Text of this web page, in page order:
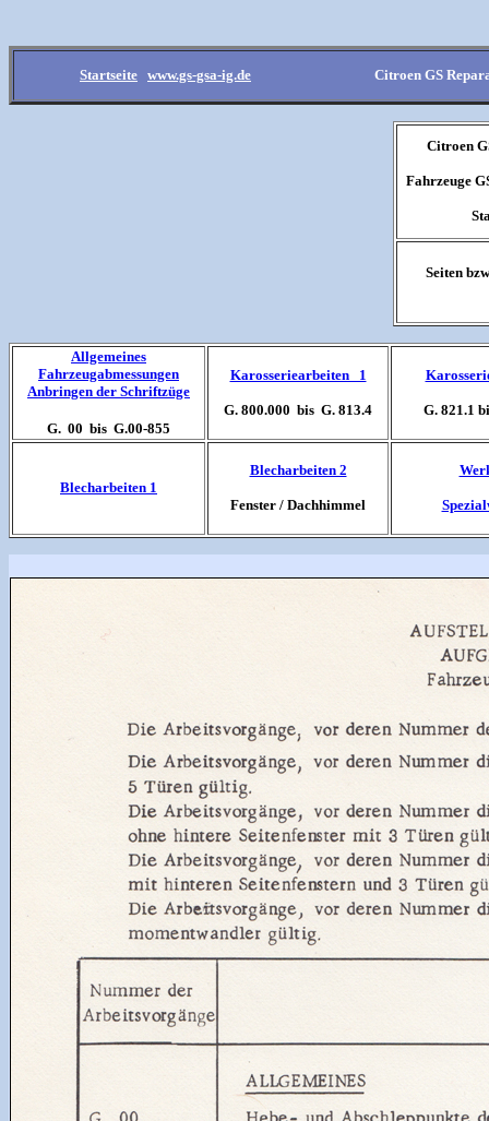
Startseite www.gs-gsa-ig.de Citroen GS
Citroen
Fahrzeuge
Seiten
Allgemeines
Fahrzeugabmessungen
Anbringen der Schriftzüge
G. 00 bis G.00-855
Karosseriearbeiten 1
G. 800.000 bis G. 813.4 G. 821.1
Blecharbeiten 1
Blecharbeiten 2
Fenster / Dachhimmel